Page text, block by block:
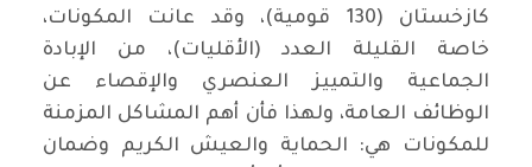
كازخستان (130 قومية)، وقد عانت المكونات،
خاصة القليلة العدد (الأقليات)، من الإبادة
الجماعية والتمييز العنصري والإقصاء عن
الوظائف العامة، ولهذا فأن أهم المشاكل المزمنة
للمكونات هي: الحماية والعيش الكريم وضمان